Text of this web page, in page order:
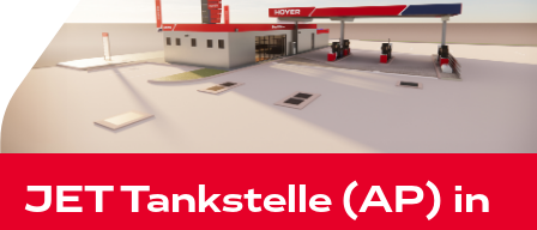
JET Tankstelle (AP) in